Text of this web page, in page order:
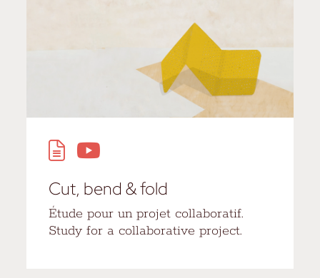
Cut, bend & fold
Étude pour un projet collaboratif.
Study for a collaborative project.